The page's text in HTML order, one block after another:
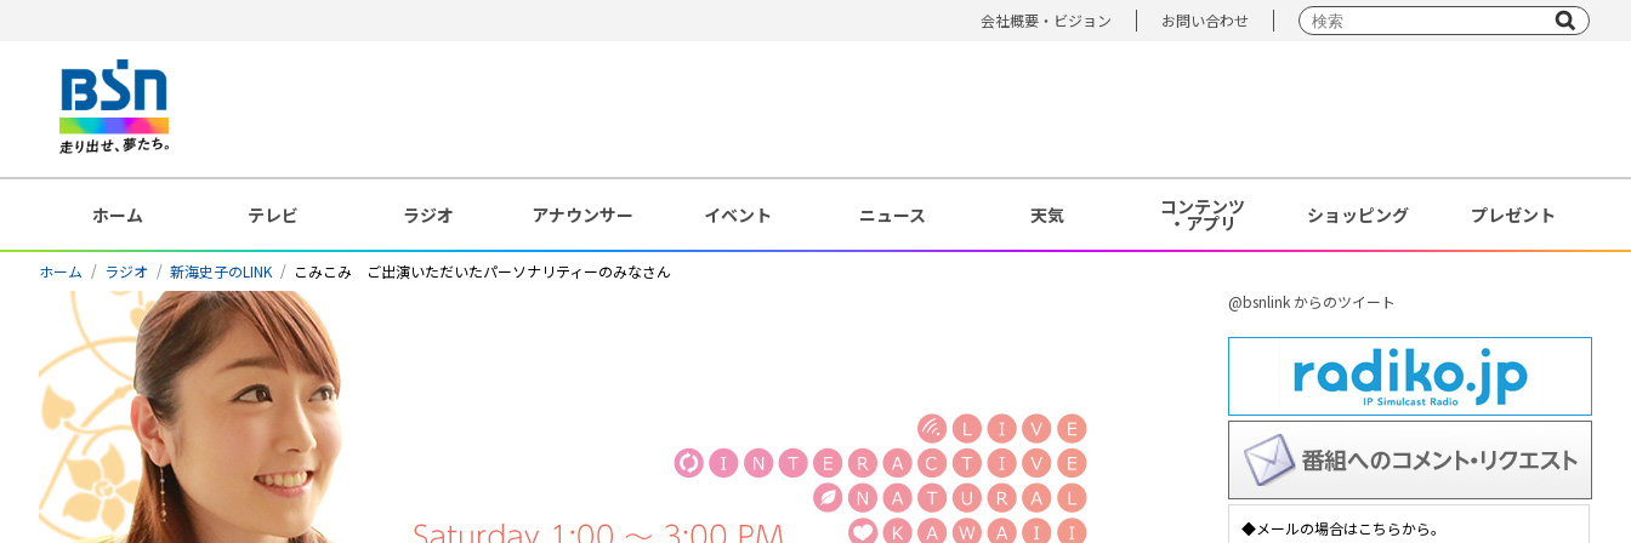
会社概要・ビジョン お問い合わせ
ホーム テレビ ラジオ アナウンサー イベント ニュース 天気 コンテンツ
・アプリ ショッピング プレゼント
ホーム ラジオ 新海史子のLINK
こみこみ ご出演いただいたパーソナリティーのみなさん
@bsnlink からのツイート
◆メールの場合はこちらから。